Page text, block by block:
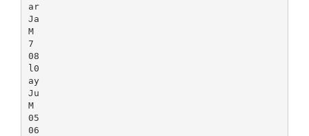
ar
Ja
M
7
08
l0
ay
Ju
M
05
06